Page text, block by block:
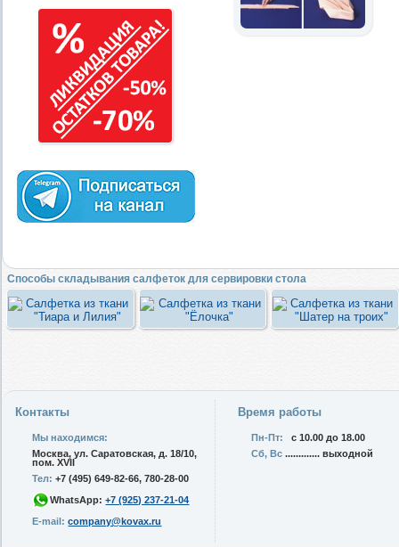
Способы складывания салфеток для сервировки стола
Контакты
Мы находимся:
Москва, ул. Саратовская, д. 18/10,
пом. XVII
Тел:+7 (495) 649-82-66, 780-28-00
WhatsApp:+7 (925) 237-21-04
E-mail: company@kovax.ru
Время работы
Пн-Пт:
с 10.00 до 18.00
Сб, Вс............. выходной